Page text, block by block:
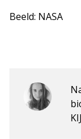
Beeld: NASA